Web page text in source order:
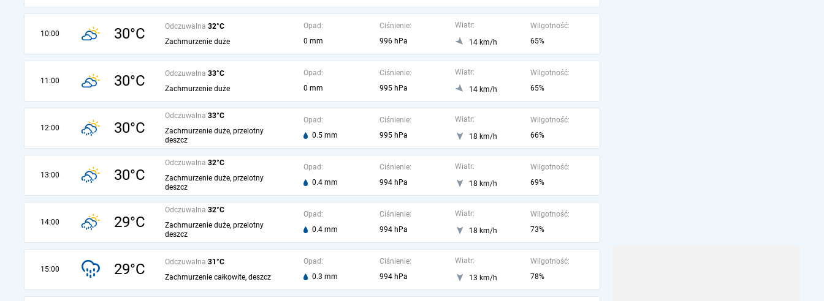
10:00 30°C Odczuwalna 32°C
Zachmurzenie duże
Opad:
0 mm
Ciśnienie:
996 hPa
Wiatr:
14 km/h
Wilgotność:
65%
11:00 30°C Odczuwalna 33°C
Zachmurzenie duże
Opad:
0 mm
Ciśnienie:
995 hPa
Wiatr:
14 km/h
Wilgotność:
65%
12:00 30°C
Odczuwalna 33°C
Zachmurzenie duże, przelotny
deszcz
Opad:
0.5 mm
Ciśnienie:
995 hPa
Wiatr:
18 km/h
Wilgotność:
66%
13:00 30°C
Odczuwalna 32°C
Zachmurzenie duże, przelotny
deszcz
Opad:
0.4 mm
Ciśnienie:
994 hPa
Wiatr:
18 km/h
Wilgotność:
69%
14:00 29°C
Odczuwalna 32°C
Zachmurzenie duże, przelotny
deszcz
Opad:
0.4 mm
Ciśnienie:
994 hPa
Wiatr:
18 km/h
Wilgotność:
73%
15:00 29°C Odczuwalna 31°C
Zachmurzenie całkowite, deszcz
Opad:
0.3 mm
Ciśnienie:
994 hPa
Wiatr:
13 km/h
Wilgotność:
78%